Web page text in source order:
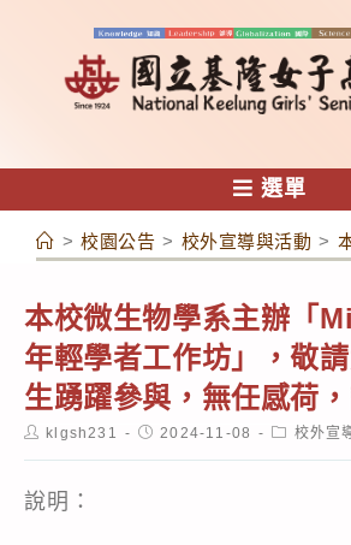
容
選單
> 校園公告 > 校外宣導與活動 >
本校微生物學系主辦「
年輕學者工作坊」，敬
生踴躍參與，無任感荷，
Postklgsh231
Post2024-11-08
Post校外宣
說明：